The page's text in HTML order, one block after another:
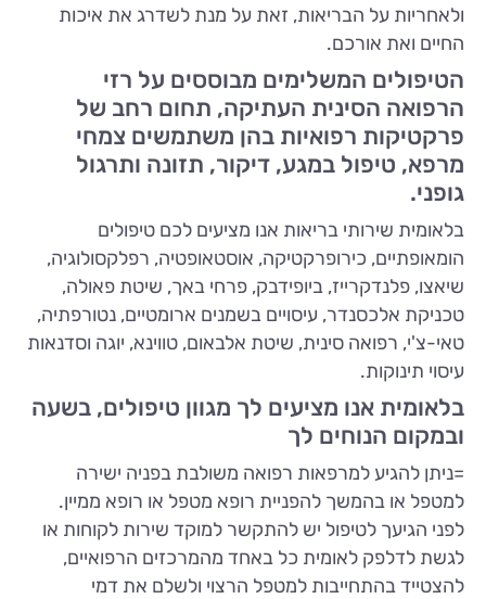
ולאחריות על הבריאות, זאת על מנת לשדרג את איכות
החיים ואת אורכם.
הטיפולים המשלימים מבוססים על רזי
הרפואה הסינית העתיקה, תחום רחב של
פרקטיקות רפואיות בהן משתמשים צמחי
מרפא, טיפול במגע, דיקור, תזונה ותרגול
גופני.
בלאומית שירותי בריאות אנו מציעים לכם טיפולים
הומאופתיים, כירופרקטיקה, אוסטאופטיה, רפלקסולוגיה,
שיאצו, פלנדקרייז, ביופידבק, פרחי באך, שיטת פאולה,
טכניקת אלכסנדר, עיסויים בשמנים ארומטיים, נטורפתיה,
טאי-צ'י, רפואה סינית, שיטת אלבאום, טווינא, יוגה וסדנאות
עיסוי תינוקות.
בלאומית אנו מציעים לך מגוון טיפולים, בשעה
ובמקום הנוחים לך
=ניתן להגיע למרפאות רפואה משולבת בפניה ישירה
למטפל או בהמשך להפניית רופא מטפל או רופא ממיין.
לפני הגיעך לטיפול יש להתקשר למוקד שירות לקוחות או
לגשת לדלפק לאומית כל באחד מהמרכזים הרפואיים,
להצטייד בהתחייבות למטפל הרצוי ולשלם את דמי